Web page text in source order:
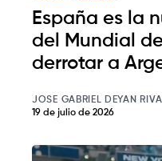
España es la
del Mundial
derrotar a
JOSE GABRIEL DEYAN
19 de julio de 2026